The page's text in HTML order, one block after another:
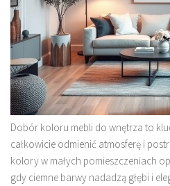
Dobór koloru mebli do wnętrza to
całkowicie odmienić atmosferę i
kolory w małych pomieszczeniach
gdy ciemne barwy nadadzą głębi i